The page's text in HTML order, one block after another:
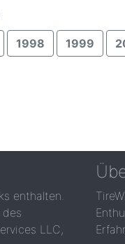
1998 1999
enthalten.
des
LLC,